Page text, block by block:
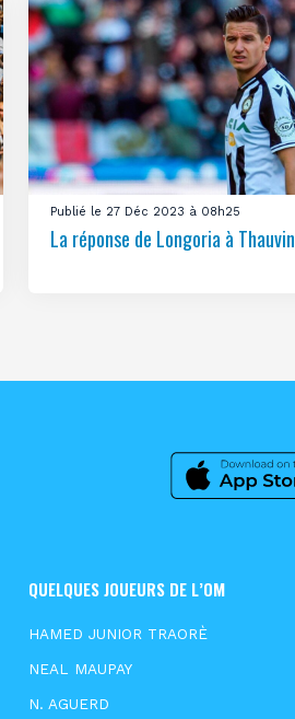
Publié le 27 Déc 2023 à 08h25
La réponse de Longoria à Thauvin
QUELQUES JOUEURS DE L’OM
HAMED JUNIOR TRAORÈ
NEAL MAUPAY
N. AGUERD